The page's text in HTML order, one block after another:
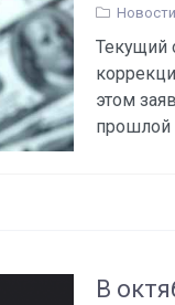
Новости
Текущий
этом
прошлой
В